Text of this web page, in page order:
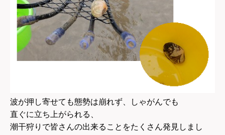
波が押し寄せても態勢は崩れず、しゃがんでも
直ぐに立ち上がられる、
潮干狩りで皆さんの出来ることをたくさん発見しまし